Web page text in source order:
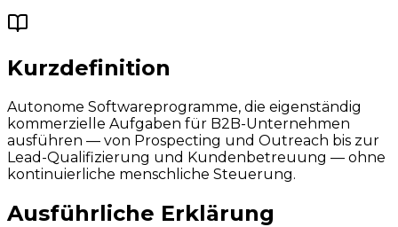
Kurzdefinition
Autonome Softwareprogramme, die eigenständig
kommerzielle Aufgaben für B2B-Unternehmen
ausführen — von Prospecting und Outreach bis zur
Lead-Qualifizierung und Kundenbetreuung — ohne
kontinuierliche menschliche Steuerung.
Ausführliche Erklärung